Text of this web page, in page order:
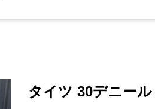
タイツ 30デニー